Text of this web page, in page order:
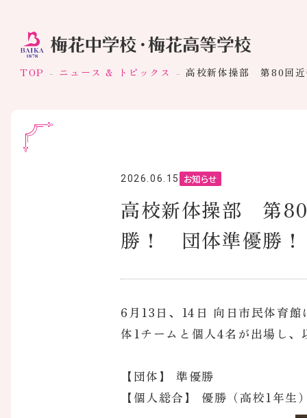
TOP ニュース & トピックス 高校新体操部 第80回
2026.06.15 お知らせ
高校新体操部 第
勝！ 団体準優勝！
6月13日、14日 向日市民体育
体1チームと個人4名が出場し
【団体】 準優勝
【個人総合】 優勝（高校1年生